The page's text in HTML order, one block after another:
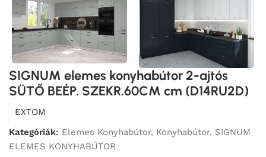
SIGNUM elemes konyhabútor 2-ajtós
SÜTŐ BEÉP. SZEKR.60CM cm (D14RU2D)
EXTOM
Kategóriák: Elemes Konyhabútor, Konyhabútor, SIGNUM
ELEMES KONYHABÚTOR